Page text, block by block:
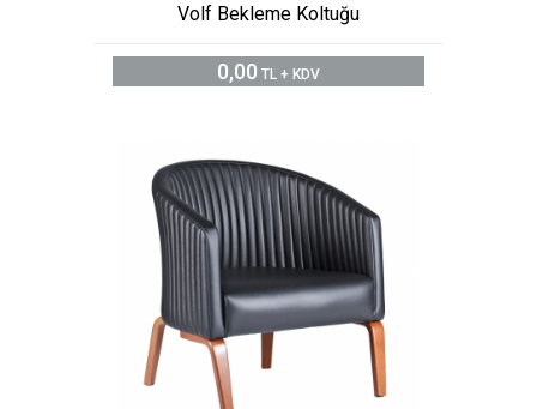
Volf Bekleme Koltuğu
0,00 TL + KDV